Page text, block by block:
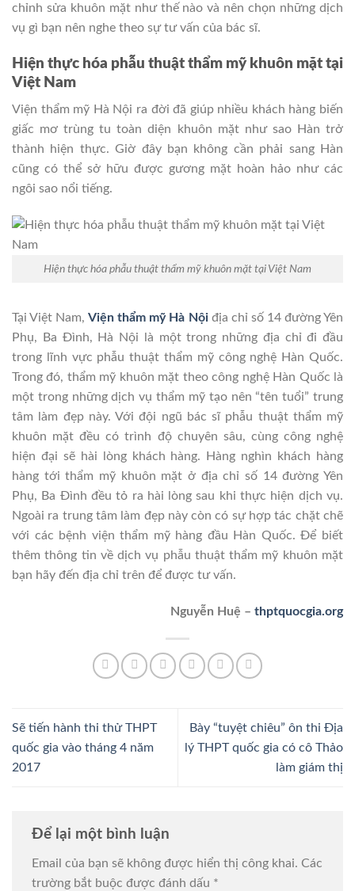
chỉnh sửa khuôn mặt như thế nào và nên chọn những dịch
vụ gì bạn nên nghe theo sự tư vấn của bác sĩ.
Hiện thực hóa phẫu thuật thẩm mỹ khuôn mặt tại
Việt Nam
Viện thẩm mỹ Hà Nội ra đời đã giúp nhiều khách hàng biến
giấc mơ trùng tu toàn diện khuôn mặt như sao Hàn trở
thành hiện thực. Giờ đây bạn không cần phải sang Hàn
cũng có thể sở hữu được gương mặt hoàn hảo như các
ngôi sao nổi tiếng.
Hiện thực hóa phẫu thuật thẩm mỹ khuôn mặt tại Việt Nam
Tại Việt Nam,Viện thẩm mỹ Hà Nộiđịa chỉ số 14 đường Yên
Phụ, Ba Đình, Hà Nội là một trong những địa chỉ đi đầu
trong lĩnh vực phẫu thuật thẩm mỹ công nghệ Hàn Quốc.
Trong đó, thẩm mỹ khuôn mặt theo công nghệ Hàn Quốc là
một trong những dịch vụ thẩm mỹ tạo nên “tên tuổi” trung
tâm làm đẹp này. Với đội ngũ bác sĩ phẫu thuật thẩm mỹ
khuôn mặt đều có trình độ chuyên sâu, cùng công nghệ
hiện đại sẽ hài lòng khách hàng. Hàng nghìn khách hàng
hàng tới thẩm mỹ khuôn mặt ở địa chỉ số 14 đường Yên
Phụ, Ba Đình đều tỏ ra hài lòng sau khi thực hiện dịch vụ.
Ngoài ra trung tâm làm đẹp này còn có sự hợp tác chặt chẽ
với các bệnh viện thẩm mỹ hàng đầu Hàn Quốc. Để biết
thêm thông tin về dịch vụ phẫu thuật thẩm mỹ khuôn mặt
bạn hãy đến địa chỉ trên để được tư vấn.
Nguyễn Huệ – thptquocgia.org
Sẽ tiến hành thi thử THPT
quốc gia vào tháng 4 năm
2017
Bày “tuyệt chiêu” ôn thi Địa
lý THPT quốc gia có cô Thảo
làm giám thị
Để lại một bình luận
Email của bạn sẽ không được hiển thị công khai. Các
trường bắt buộc được đánh dấu *